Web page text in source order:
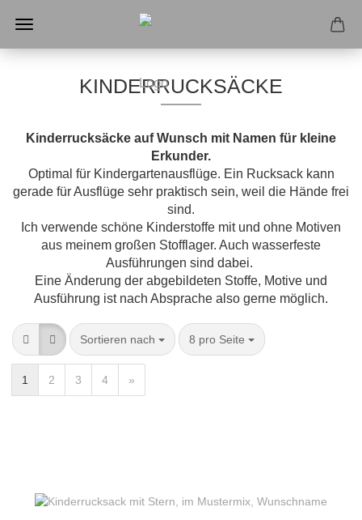
KINDERRUCKSÄCKE
Kinderrucksäcke auf Wunsch mit Namen für kleine
Erkunder.
Optimal für Kindergartenausflüge. Ein Rucksack kann
gerade für Ausflüge sehr praktisch sein, weil die Hände frei
sind.
Ich verwende schöne Kinderstoffe mit und ohne Motiven
aus meinem großen Stofflager. Auch wasserfeste
Ausführungen sind dabei.
Eine Änderung der abgebildeten Stoffe, Motive und
Ausführung ist nach Absprache also gerne möglich.
Sortieren nach
Sortieren nach 8 pro Seite
pro Seite
1 2 3 4 »